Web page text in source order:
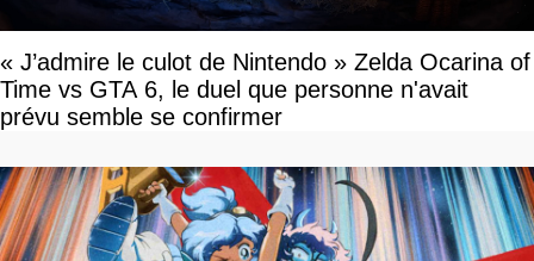
« J’admire le culot de Nintendo » Zelda Ocarina of
Time vs GTA 6, le duel que personne n'avait
prévu semble se confirmer